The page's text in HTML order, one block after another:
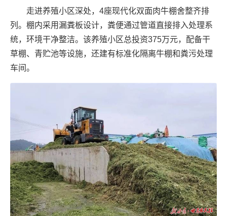
走进养殖小区深处，4座现代化双面肉牛棚舍整齐排
列。棚内采用漏粪板设计，粪便通过管道直接排入处理系
统，环境干净整洁。该养殖小区总投资375万元，配备干
草棚、青贮池等设施，还建有标准化隔离牛棚和粪污处理
车间。